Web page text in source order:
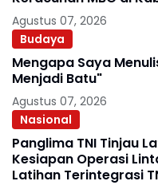
Agustus 07, 2026
Budaya
Mengapa Saya Menulis Puisi
Menjadi Batu"
Agustus 07, 2026
Nasional
Panglima TNI Tinjau
Kesiapan Operasi
Latihan Terintegrasi